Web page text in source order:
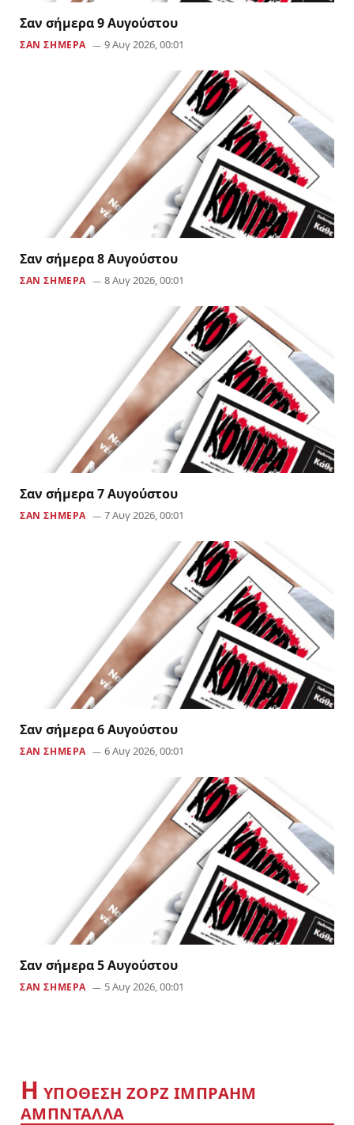
Σαν σήμερα 9 Αυγούστου
ΣΑΝ ΣΗΜΕΡΑ 9 Αυγ 2026, 00:01
Σαν σήμερα 8 Αυγούστου
ΣΑΝ ΣΗΜΕΡΑ 8 Αυγ 2026, 00:01
Σαν σήμερα 7 Αυγούστου
ΣΑΝ ΣΗΜΕΡΑ 7 Αυγ 2026, 00:01
Σαν σήμερα 6 Αυγούστου
ΣΑΝ ΣΗΜΕΡΑ 6 Αυγ 2026, 00:01
Σαν σήμερα 5 Αυγούστου
ΣΑΝ ΣΗΜΕΡΑ 5 Αυγ 2026, 00:01
Η YΠΟΘΕΣΗ ΖΟΡΖ ΙΜΠΡΑΗΜ
ΑΜΠΝΤΑΛΛΑ